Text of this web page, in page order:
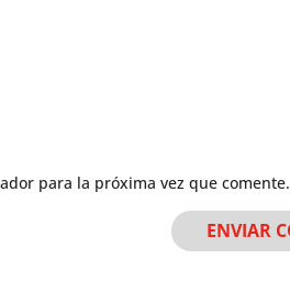
para la próxima vez que comente.